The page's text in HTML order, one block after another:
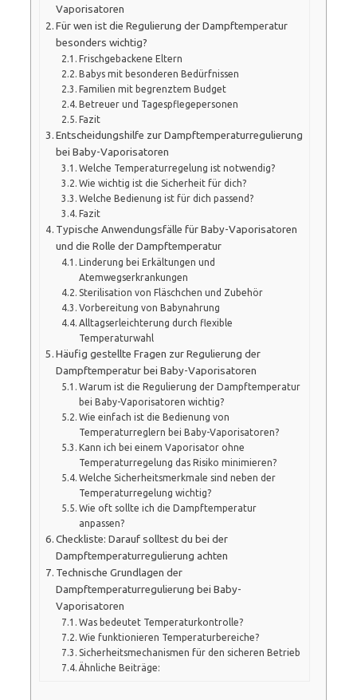
Vaporisatoren
Für wen ist die Regulierung der Dampftemperatur
besonders wichtig?
Frischgebackene Eltern
Babys mit besonderen Bedürfnissen
Familien mit begrenztem Budget
Betreuer und Tagespflegepersonen
Fazit
Entscheidungshilfe zur Dampftemperaturregulierung
bei Baby-Vaporisatoren
Welche Temperaturregelung ist notwendig?
Wie wichtig ist die Sicherheit für dich?
Welche Bedienung ist für dich passend?
Fazit
Typische Anwendungsfälle für Baby-Vaporisatoren
und die Rolle der Dampftemperatur
Linderung bei Erkältungen und
Atemwegserkrankungen
Sterilisation von Fläschchen und Zubehör
Vorbereitung von Babynahrung
Alltagserleichterung durch flexible
Temperaturwahl
Häufig gestellte Fragen zur Regulierung der
Dampftemperatur bei Baby-Vaporisatoren
Warum ist die Regulierung der Dampftemperatur
bei Baby-Vaporisatoren wichtig?
Wie einfach ist die Bedienung von
Temperaturreglern bei Baby-Vaporisatoren?
Kann ich bei einem Vaporisator ohne
Temperaturregelung das Risiko minimieren?
Welche Sicherheitsmerkmale sind neben der
Temperaturregelung wichtig?
Wie oft sollte ich die Dampftemperatur
anpassen?
Checkliste: Darauf solltest du bei der
Dampftemperaturregulierung achten
Technische Grundlagen der
Dampftemperaturregulierung bei Baby-
Vaporisatoren
Was bedeutet Temperaturkontrolle?
Wie funktionieren Temperaturbereiche?
Sicherheitsmechanismen für den sicheren Betrieb
Ähnliche Beiträge: